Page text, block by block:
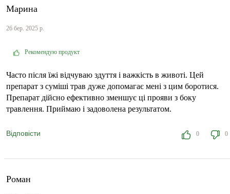
Марина
26 бер. 2025 р.
Рекомендую продукт
Часто після їжі відчуваю здуття і важкість в животі. Цей
препарат з суміші трав дуже допомагає мені з цим боротися.
Препарат дійсно ефективно зменшує ці прояви з боку
травлення. Приймаю і задоволена результатом.
Відповісти 0 0
Роман